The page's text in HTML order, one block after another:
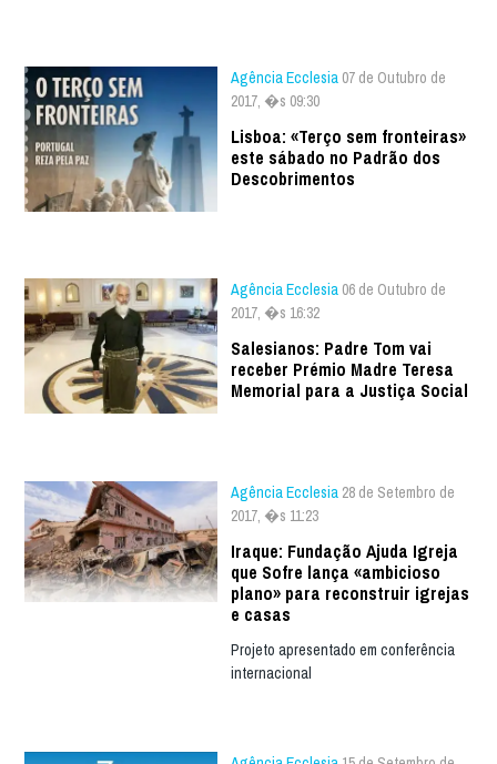
Agência Ecclesia 07 de Outubro de
2017, �s 09:30
Lisboa: «Terço sem fronteiras»
este sábado no Padrão dos
Descobrimentos
Agência Ecclesia 06 de Outubro de
2017, �s 16:32
Salesianos: Padre Tom vai
receber Prémio Madre Teresa
Memorial para a Justiça Social
Agência Ecclesia 28 de Setembro de
2017, �s 11:23
Iraque: Fundação Ajuda Igreja
que Sofre lança «ambicioso
plano» para reconstruir igrejas
e casas
Projeto apresentado em conferência
internacional